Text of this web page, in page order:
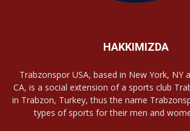
HAKKIMIZDA
Trabzonspor USA, based in New York, NY
CA, is a social extension of a sports club
in Trabzon, Turkey, thus the name
types of sports for their men and